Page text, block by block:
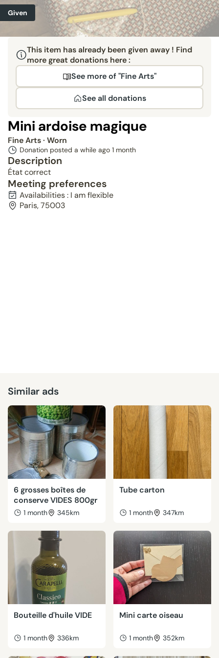
Given
This item has already been given away ! Find
more great donations here :
See more of "Fine Arts"
See all donations
Mini ardoise magique
Fine Arts· Worn
Donation posted a while ago 1 month
Description
État correct
Meeting preferences
Availabilities : I am flexible
Paris, 75003
Similar ads
6 grosses boîtes de
conserve VIDES 800gr
1 month 345km
Tube carton
1 month 347km
Bouteille d'huile VIDE
1 month 336km
Mini carte oiseau
1 month 352km